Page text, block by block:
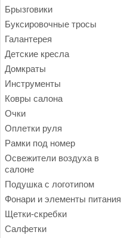
Брызговики
Буксировочные тросы
Галантерея
Детские кресла
Домкраты
Инструменты
Ковры салона
Очки
Оплетки руля
Рамки под номер
Освежители воздуха в
салоне
Подушка с логотипом
Фонари и элементы питания
Щетки-скребки
Салфетки